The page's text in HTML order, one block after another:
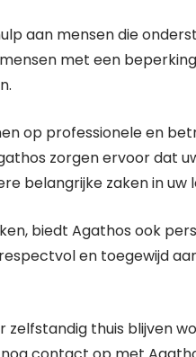
aan mensen die
met een
op professionele en
zorgen ervoor dat
belangrijke zaken in uw
biedt Agathos ook
en toegewijd
zelfstandig thuis blijven